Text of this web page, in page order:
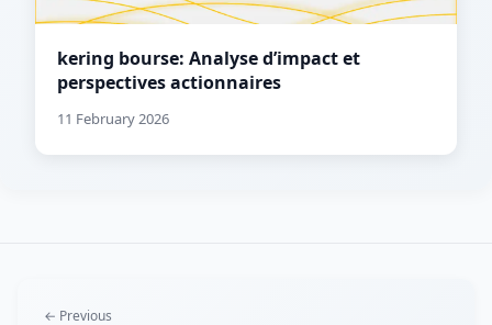
kering bourse: Analyse d’impact et
perspectives actionnaires
11 February 2026
← Previous